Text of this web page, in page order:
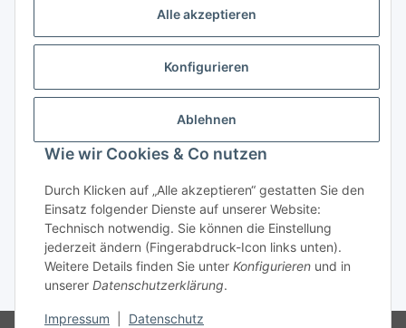
Alle akzeptieren
Konfigurieren
Ablehnen
Wie wir Cookies & Co nutzen
Durch Klicken auf „Alle akzeptieren“ gestatten Sie den
Einsatz folgender Dienste auf unserer Website:
Technisch notwendig. Sie können die Einstellung
jederzeit ändern (Fingerabdruck-Icon links unten).
Weitere Details finden Sie unter Konfigurieren und in
unserer Datenschutzerklärung.
Impressum Datenschutz
genesis musikverlag Christian Sprenger
34630 Gilserberg
E-Mail:anne.weckesser@genesis-musikverlag.de
Informationen
Gesetzliche Informationen
* Alle Preise inkl. gesetzlicher USt., zzgl.Versand